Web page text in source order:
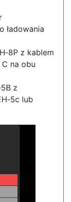
ładowania
z kablem
C na obu
z
lub